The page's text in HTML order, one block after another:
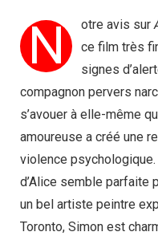
N otre avis sur
ce film très
signes
compagnon pervers
s’avouer à elle-même
amoureuse a créé une
violence
d’Alice semble parfaite
un bel artiste peintre
Toronto, Simon est